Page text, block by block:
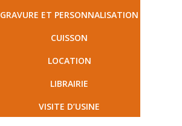
GRAVURE ET PERSONNALISATION
CUISSON
LOCATION
LIBRAIRIE
VISITE D’USINE